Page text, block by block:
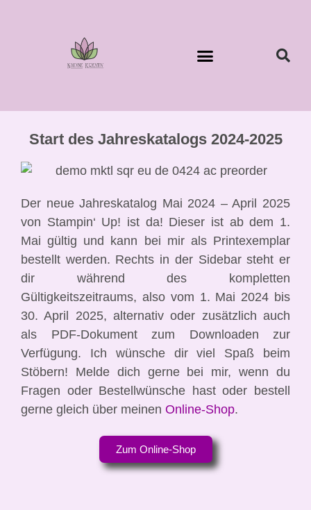
Start des Jahreskatalogs 2024-2025
Der neue Jahreskatalog Mai 2024 – April 2025
von Stampin‘ Up! ist da! Dieser ist ab dem 1.
Mai gültig und kann bei mir als Printexemplar
bestellt werden. Rechts in der Sidebar steht er
dir während des kompletten
Gültigkeitszeitraums, also vom 1. Mai 2024 bis
30. April 2025, alternativ oder zusätzlich auch
als PDF-Dokument zum Downloaden zur
Verfügung. Ich wünsche dir viel Spaß beim
Stöbern! Melde dich gerne bei mir, wenn du
Fragen oder Bestellwünsche hast oder bestell
gerne gleich über meinen Online-Shop.
Zum Online-Shop